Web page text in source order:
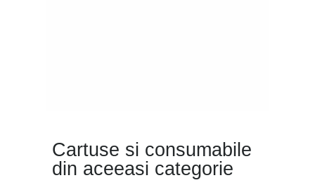
Cartuse si consumabile
din aceeasi categorie